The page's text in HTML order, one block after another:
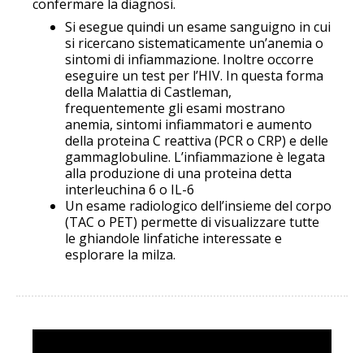
confermare la diagnosi.
Si esegue quindi un esame sanguigno in cui
si ricercano sistematicamente un’anemia o
sintomi di infiammazione. Inoltre occorre
eseguire un test per l’HIV. In questa forma
della Malattia di Castleman,
frequentemente gli esami mostrano
anemia, sintomi infiammatori e aumento
della proteina C reattiva (PCR o CRP) e delle
gammaglobuline. L’infiammazione è legata
alla produzione di una proteina detta
interleuchina 6 o IL-6
Un esame radiologico dell’insieme del corpo
(TAC o PET) permette di visualizzare tutte
le ghiandole linfatiche interessate e
esplorare la milza.